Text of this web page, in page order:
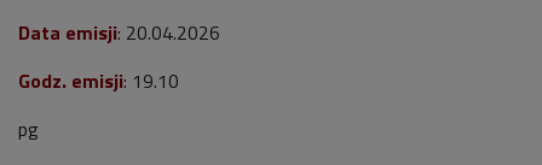
Data emisji: 20.04.2026
Godz. emisji: 19.10
pg